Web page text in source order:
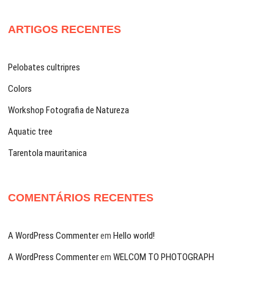
ARTIGOS RECENTES
Pelobates cultripres
Colors
Workshop Fotografia de Natureza
Aquatic tree
Tarentola mauritanica
COMENTÁRIOS RECENTES
A WordPress CommenteremHello world!
A WordPress CommenteremWELCOM TO PHOTOGRAPH